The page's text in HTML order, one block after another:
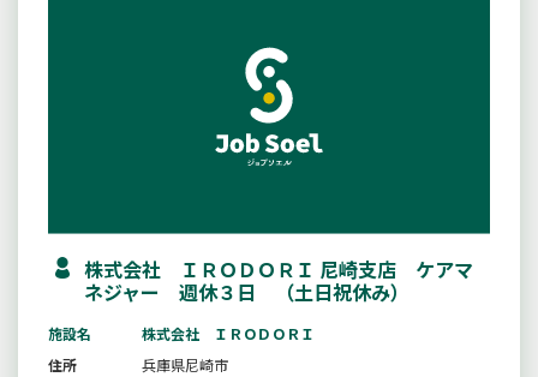
株式会社 ＩＲＯＤＯＲＩ 尼崎支店 ケアマ
ネジャー 週休３日 （土日祝休み）
施設名
株式会社 ＩＲＯＤＯＲＩ
住所
兵庫県尼崎市